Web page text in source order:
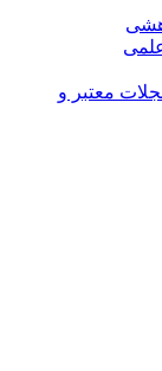
معتبر و